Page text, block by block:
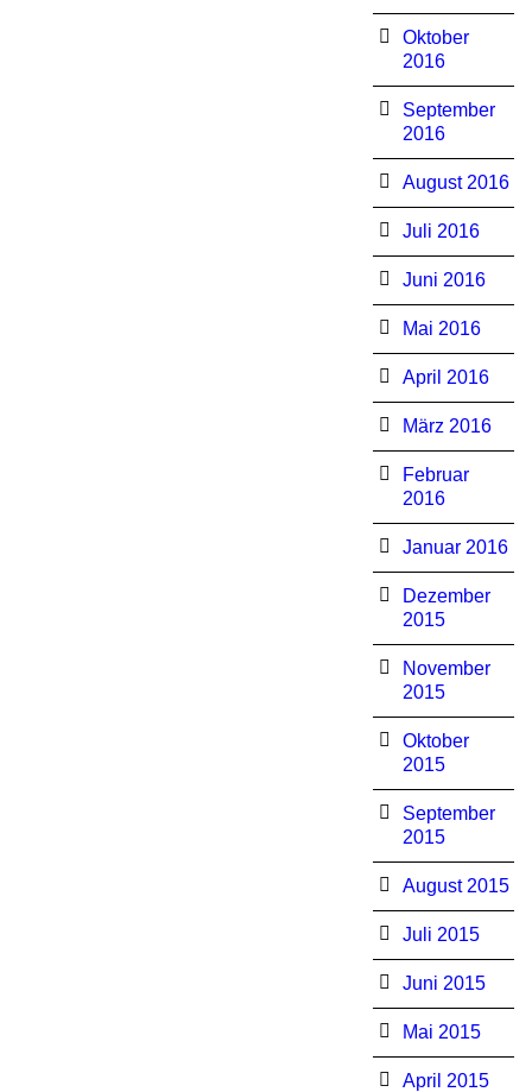
Oktober
2016
September
2016
August 2016
Juli 2016
Juni 2016
Mai 2016
April 2016
März 2016
Februar
2016
Januar 2016
Dezember
2015
November
2015
Oktober
2015
September
2015
August 2015
Juli 2015
Juni 2015
Mai 2015
April 2015